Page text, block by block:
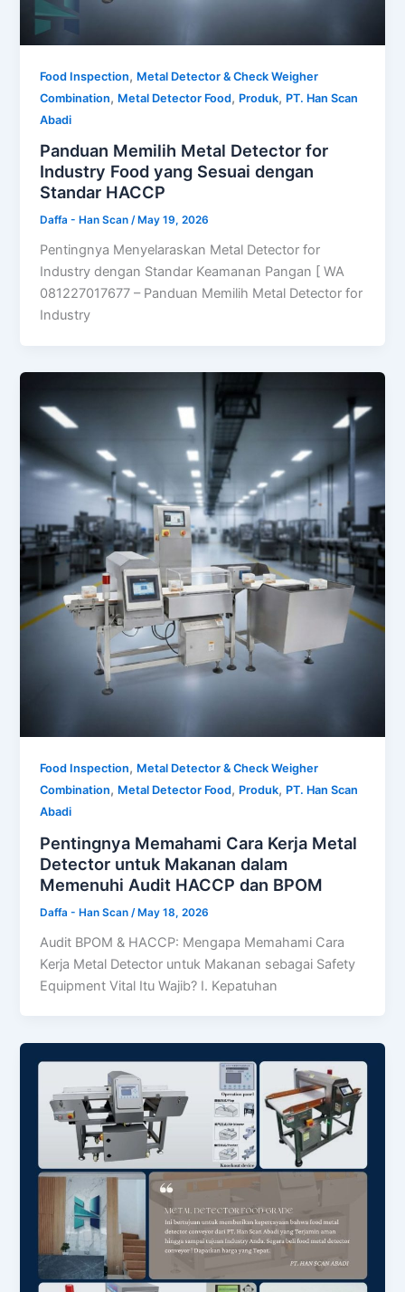
Food Inspection, Metal Detector & Check Weigher
Combination, Metal Detector Food, Produk, PT. Han Scan
Abadi
Panduan Memilih Metal Detector for
Industry Food yang Sesuai dengan
Standar HACCP
Daffa - Han Scan/ May 19, 2026
Pentingnya Menyelaraskan Metal Detector for
Industry dengan Standar Keamanan Pangan [ WA
081227017677 – Panduan Memilih Metal Detector for
Industry
Food Inspection, Metal Detector & Check Weigher
Combination, Metal Detector Food, Produk, PT. Han Scan
Abadi
Pentingnya Memahami Cara Kerja Metal
Detector untuk Makanan dalam
Memenuhi Audit HACCP dan BPOM
Daffa - Han Scan /May 18, 2026
Audit BPOM & HACCP: Mengapa Memahami Cara
Kerja Metal Detector untuk Makanan sebagai Safety
Equipment Vital Itu Wajib? I. Kepatuhan